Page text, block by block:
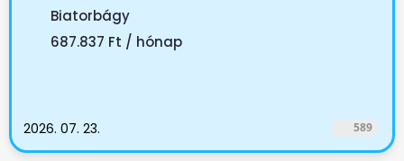
Biatorbágy
687.837 Ft / hónap
2026. 07. 23. 589